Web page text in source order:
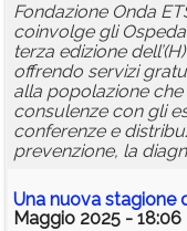
Fondazione Onda
coinvolge gli
terza edizione
offrendo servizi
alla popolazione
consulenze con gli
conferenze e
prevenzione, la
Una nuova stagione
Maggio 2025 - 18:06